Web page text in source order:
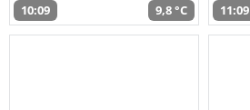
10:09 9,8 °C 11:09